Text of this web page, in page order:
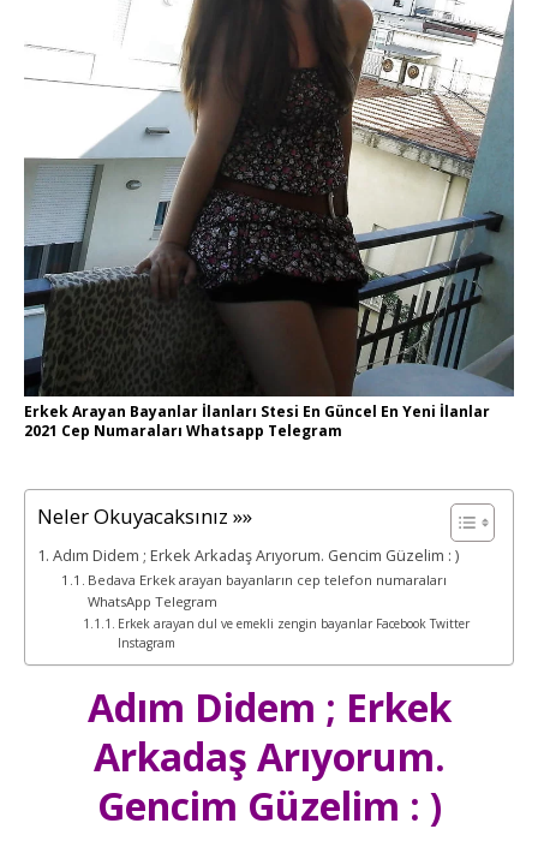
Erkek Arayan Bayanlar İlanları Stesi En Güncel En Yeni İlanlar
2021 Cep Numaraları Whatsapp Telegram
Neler Okuyacaksınız »»
Adım Didem ; Erkek Arkadaş Arıyorum. Gencim Güzelim : )
Bedava Erkek arayan bayanların cep telefon numaraları
WhatsApp Telegram
Erkek arayan dul ve emekli zengin bayanlar Facebook Twitter
Instagram
Adım Didem ; Erkek
Arkadaş Arıyorum.
Gencim Güzelim : )